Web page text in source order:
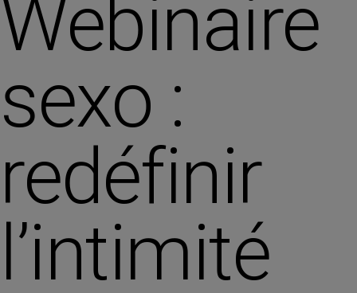
Webinaire
sexo :
redéfinir
l’intimité